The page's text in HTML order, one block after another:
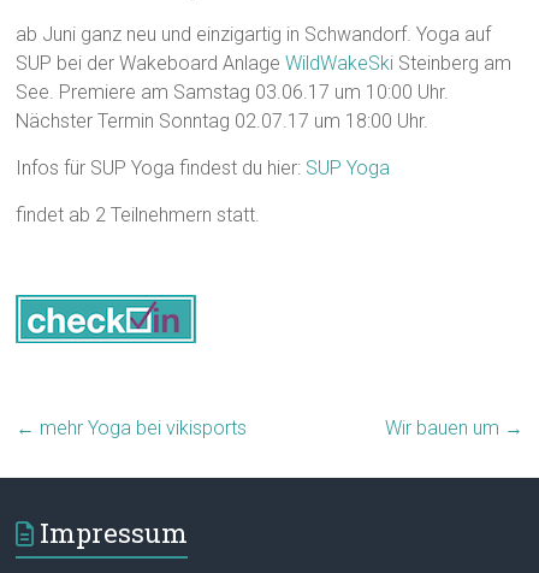
|
Mobility
ab Juni ganz neu und einzigartig in Schwandorf. Yoga auf
SUP bei der Wakeboard AnlageWildWakeSki Steinberg am
See. Premiere am Samstag 03.06.17 um 10:00 Uhr.
Nächster Termin Sonntag 02.07.17 um 18:00 Uhr.
Infos für SUP Yoga findest du hier: SUP Yoga
findet ab 2 Teilnehmern statt.
← mehr Yoga bei vikisports Wir bauen um →
Impressum